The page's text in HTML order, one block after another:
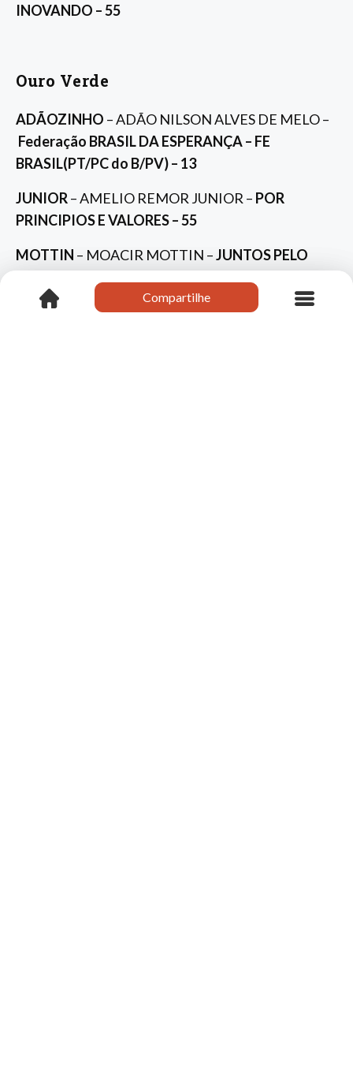
INOVANDO – 55
Ouro Verde
ADÃOZINHO – ADÃO NILSON ALVES DE MELO –
Federação BRASIL DA ESPERANÇA – FE
BRASIL(PT/PC do B/PV) – 13
JUNIOR– AMELIO REMOR JUNIOR – POR
PRINCIPIOS E VALORES – 55
MOTTIN – MOACIR MOTTIN –JUNTOS PELO
POVO – 22
Compartilhe
Compartilhe